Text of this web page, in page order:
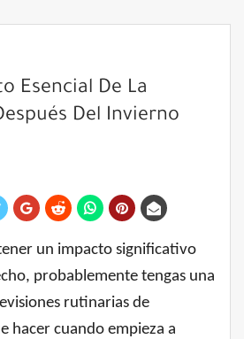
Esencial De La
Del Invierno
un impacto significativo
probablemente tengas una
rutinarias de
hacer cuando empieza a